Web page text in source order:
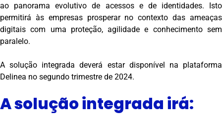
ao panorama evolutivo de acessos e de identidades. Isto
permitirá às empresas prosperar no contexto das ameaças
digitais com uma proteção, agilidade e conhecimento sem
paralelo.
A solução integrada deverá estar disponível na plataforma
Delinea no segundo trimestre de 2024.
A solução integrada irá: